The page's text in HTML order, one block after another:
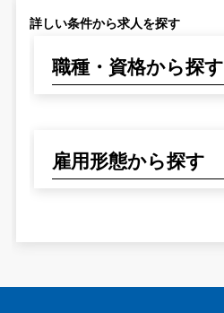
詳しい条件から求人を探す
職種・資格から探す
雇用形態から探す